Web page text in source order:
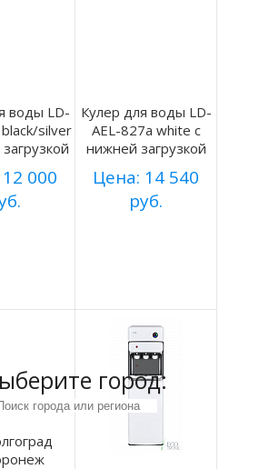
воды LD-
silver
000
Кулер для воды LD-
AEL-827a white с
нижней загрузкой
Цена: 14 540
руб.
город: